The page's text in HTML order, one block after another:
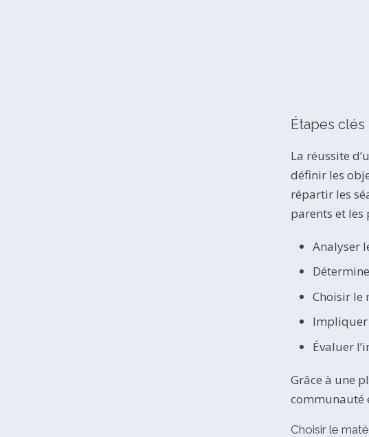
Étapes
La réussite
définir les
répartir les
parents et les
Analyser
Choisir le
Impliquer
Évaluer
Grâce à une
communauté
Choisir le